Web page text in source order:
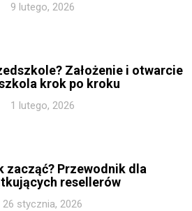
9 lutego, 2026
Założenie i otwarcie
krok po kroku
1 lutego, 2026
zacząć? Przewodnik dla
resellerów
26 stycznia, 2026